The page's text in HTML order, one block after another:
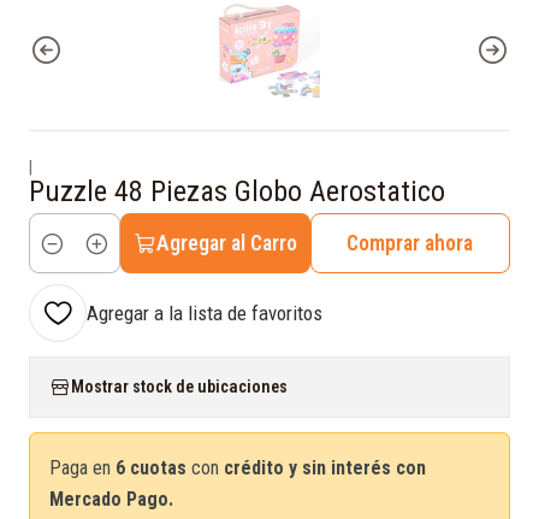
Puzzle 48 Piezas Globo Aerostatico
Cantidad
Agregar al Carro Comprar ahora
Agregar a la lista de favoritos
Mostrar stock de ubicaciones
Paga en 6 cuotas con crédito y sin interés con
Mercado Pago.